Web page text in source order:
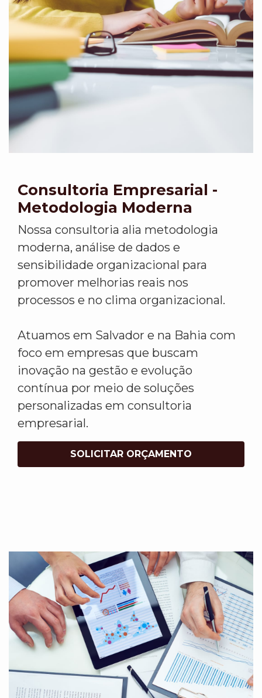
Consultoria Empresarial -
Metodologia Moderna
Nossa consultoria alia metodologia
moderna, análise de dados e
sensibilidade organizacional para
promover melhorias reais nos
processos e no clima organizacional.
Atuamos em Salvador e na Bahia com
foco em empresas que buscam
inovação na gestão e evolução
contínua por meio de soluções
personalizadas em consultoria
empresarial.
SOLICITAR ORÇAMENTO